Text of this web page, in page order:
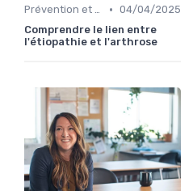
Prévention et Gestion des Blessures • 04/04/2025
Comprendre le lien entre
l'étiopathie et l'arthrose